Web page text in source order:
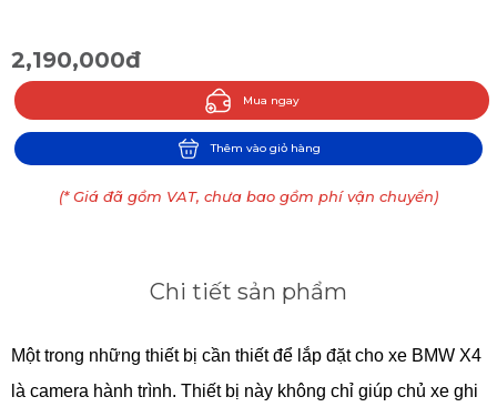
2,190,000đ
Mua ngay
Thêm vào giỏ hàng
(* Giá đã gồm VAT, chưa bao gồm phí vận chuyển)
Chi tiết sản phẩm
Một trong những thiết bị cần thiết để lắp đặt cho xe BMW X4
là camera hành trình. Thiết bị này không chỉ giúp chủ xe ghi